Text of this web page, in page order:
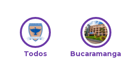
Todos Bucaramanga